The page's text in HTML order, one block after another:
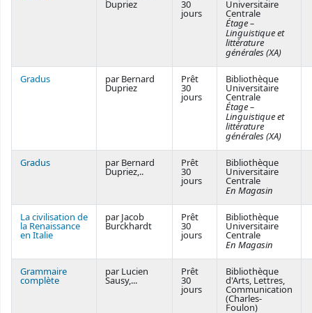
Dupriez 30
jours
Universitaire
Centrale
Étage –
Linguistique et
littérature
générales (XA)
Gradus par Bernard
Dupriez
Prêt
30
jours
Bibliothèque
Universitaire
Centrale
Étage –
Linguistique et
littérature
générales (XA)
Gradus par Bernard
Dupriez,..
Prêt
30
jours
Bibliothèque
Universitaire
Centrale
En Magasin
La civilisation de
la Renaissance
en Italie
par Jacob
Burckhardt
Prêt
30
jours
Bibliothèque
Universitaire
Centrale
En Magasin
Grammaire
complète
par Lucien
Sausy,...
Prêt
30
jours
Bibliothèque
d'Arts, Lettres,
Communication
(Charles-
Foulon)